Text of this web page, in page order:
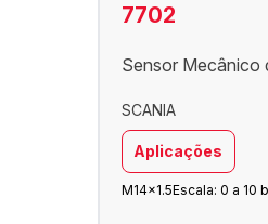
7702
Sensor Mecânico
SCANIA
Aplicações
M14x1.5Escala: 0 a 10